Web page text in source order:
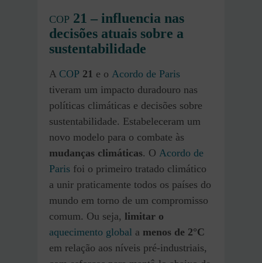
COP 21 – influencia nas
decisões atuais sobre a
sustentabilidade
A COP 21 e o Acordo de Paris
tiveram um impacto duradouro nas
políticas climáticas e decisões sobre
sustentabilidade. Estabeleceram um
novo modelo para o combate às
mudanças climáticas. O Acordo de
Paris foi o primeiro tratado climático
a unir praticamente todos os países do
mundo em torno de um compromisso
comum. Ou seja, limitar o
aquecimento global a menos de 2°C
em relação aos níveis pré-industriais,